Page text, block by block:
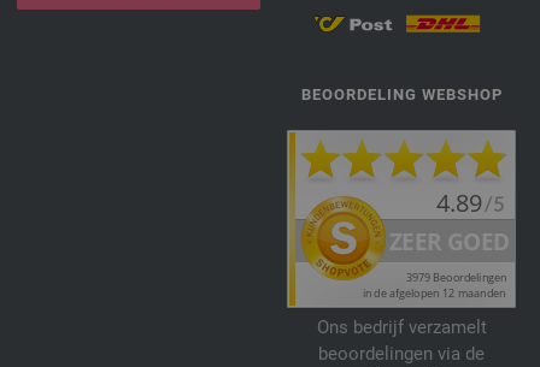
BEOORDELING WEBSHOP
Ons bedrijf verzamelt
beoordelingen via de